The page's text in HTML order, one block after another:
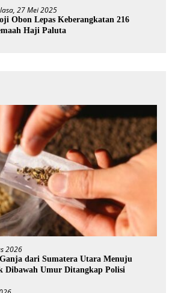
27 Mei 2025
Obon Lepas Keberangkatan 216
Haji Paluta
2026
dari Sumatera Utara Menuju
Dibawah Umur Ditangkap Polisi